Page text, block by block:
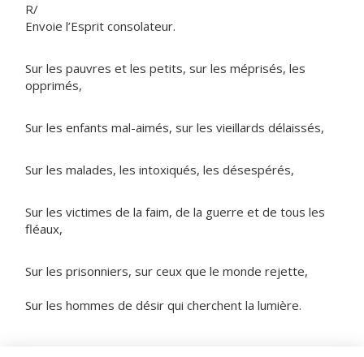
R/
Envoie l’Esprit consolateur.
Sur les pauvres et les petits, sur les méprisés, les
opprimés,
Sur les enfants mal-aimés, sur les vieillards délaissés,
Sur les malades, les intoxiqués, les désespérés,
Sur les victimes de la faim, de la guerre et de tous les
fléaux,
Sur les prisonniers, sur ceux que le monde rejette,
Sur les hommes de désir qui cherchent la lumière.